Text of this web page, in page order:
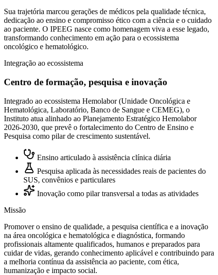
Sua trajetória marcou gerações de médicos pela qualidade técnica,
dedicação ao ensino e compromisso ético com a ciência e o cuidado
ao paciente. O IPEEG nasce como homenagem viva a esse legado,
transformando conhecimento em ação para o ecossistema
oncológico e hematológico.
Integração ao ecossistema
Centro de formação, pesquisa e inovação
Integrado ao ecossistema Hemolabor (Unidade Oncológica e
Hematológica, Laboratório, Banco de Sangue e CEMEG), o
Instituto atua alinhado ao Planejamento Estratégico Hemolabor
2026-2030, que prevê o fortalecimento do Centro de Ensino e
Pesquisa como pilar de crescimento sustentável.
Ensino articulado à assistência clínica diária
Pesquisa aplicada às necessidades reais de pacientes do
SUS, convênios e particulares
Inovação como pilar transversal a todas as atividades
Missão
Promover o ensino de qualidade, a pesquisa científica e a inovação
na área oncológica e hematológica e diagnóstica, formando
profissionais altamente qualificados, humanos e preparados para
cuidar de vidas, gerando conhecimento aplicável e contribuindo para
a melhoria contínua da assistência ao paciente, com ética,
humanização e impacto social.